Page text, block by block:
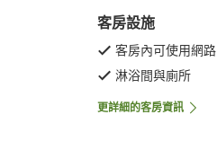
客房設施
客房內可使用網路
淋浴間與廁所
更詳細的客房資訊